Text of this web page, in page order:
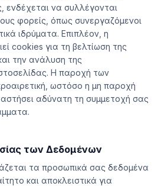
ενδέχεται να συλλέγονται
φορείς, όπως συνεργαζόμενοι
ιδρύματα. Επιπλέον, η
cookies για τη βελτίωση της
την ανάλυση της
Η παροχή των
ωστόσο η μη παροχή
αδύνατη τη συμμετοχή σας
των Δεδομένων
τα προσωπικά σας δεδομένα
και αποκλειστικά για